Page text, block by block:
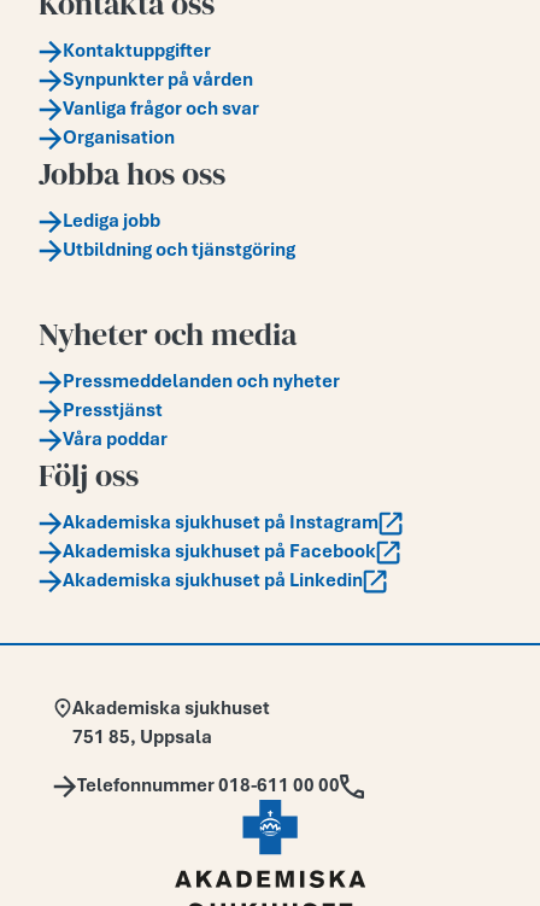
Kontaktuppgifter
Synpunkter på vården
Vanliga frågor och svar
Organisation
Jobba hos oss
Lediga jobb
Utbildning och tjänstgöring
Nyheter och media
Pressmeddelanden och nyheter
Presstjänst
Våra poddar
Följ oss
Akademiska sjukhuset på Instagram
Akademiska sjukhuset på Facebook
Akademiska sjukhuset på Linkedin
Adress:
Akademiska sjukhuset
751 85, Uppsala
Telefon:
Telefonnummer 018-611 00 00